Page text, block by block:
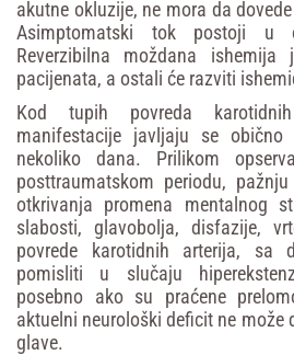
akutne okluzije, ne mora da dovede
Asimptomatski
tok postoji u
Reverzibilna
moždana ishemija
pacijenata, a ostali će razviti
Kod
tupih povreda karotidnih
manifestacije javljaju se obično
nekoliko
dana. Prilikom
posttraumatskom periodu, pažnju
otkrivanja promena mentalnog
slabosti, glavobolja, disfazije,
povrede karotidnih
arterija, sa
pomisliti
u slučaju
posebno ako su praćene
aktuelni neurološki deficit ne može
glave.